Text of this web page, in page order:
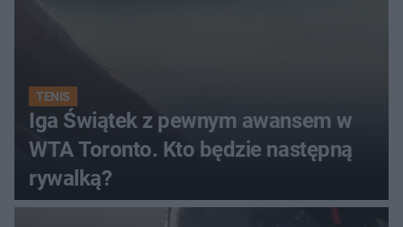
TENIS
Iga Świątek z pewnym awansem w
WTA Toronto. Kto będzie następną
rywalką?